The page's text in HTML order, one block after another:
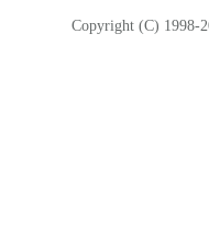
Copyright (C) 1998-